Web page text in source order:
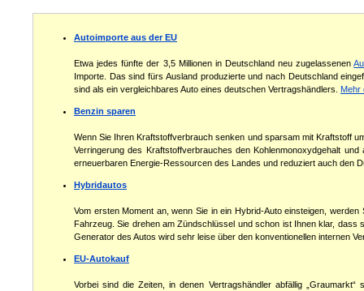
Autoimporte aus der EU
Etwa jedes fünfte der 3,5 Millionen in Deutschland neu zugelassenen
Importe. Das sind fürs Ausland produzierte und nach Deutschland
sind als ein vergleichbares Auto eines deutschen Vertragshändlers. Mehr
Benzin sparen
Wenn Sie Ihren Kraftstoffverbrauch senken und sparsam mit Kraftstoff
Verringerung des Kraftstoffverbrauches den Kohlenmonoxydgehalt
erneuerbaren Energie-Ressourcen des Landes und reduziert auch den
Hybridautos
Vom ersten Moment an, wenn Sie in ein Hybrid-Auto einsteigen,
Fahrzeug. Sie drehen am Zündschlüssel und schon ist Ihnen klar,
Generator des Autos wird sehr leise über den konventionellen internen
EU-Autokauf
Vorbei sind die Zeiten, in denen Vertragshändler abfällig